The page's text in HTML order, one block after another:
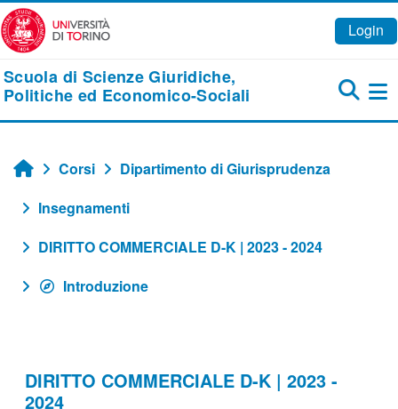
Vai al contenuto principale
Login
Scuola di Scienze Giuridiche,
Politiche ed Economico-Sociali
Home
Corsi
Dipartimento di Giurisprudenza
Insegnamenti
DIRITTO COMMERCIALE D-K | 2023 - 2024
Introduzione
DIRITTO COMMERCIALE D-K | 2023 -
2024